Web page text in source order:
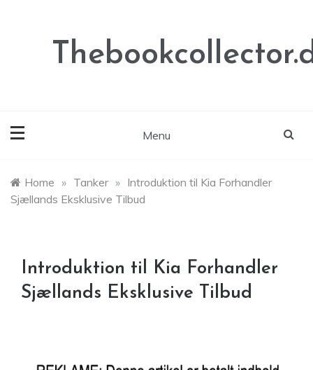
Menu
Home » Tanker » Introduktion til Kia Forhandler
Sjællands Eksklusive Tilbud
Introduktion til Kia Forhandler
Sjællands Eksklusive Tilbud